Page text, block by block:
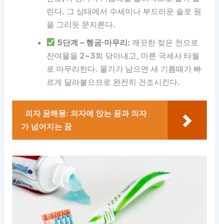
린다. 그 상태에서 수세미나 부드러운 솔로 원
을 그리듯 문지른다.
5단계 – 헹굼·마무리: 깨끗한 젖은 천으로
잔여물을 2~3회 닦아내고, 마른 극세사 타월
로 마무리한다. 물기가 남으면 새 기름때가 빠
르게 달라붙으므로 완전히 건조시킨다.
의자 꿈해몽: 의자에 앉는 꿈과 의자
가 넘어지는 꿈